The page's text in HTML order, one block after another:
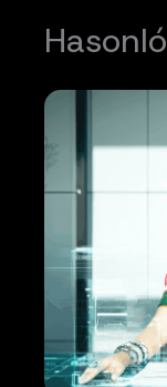
Hasonló